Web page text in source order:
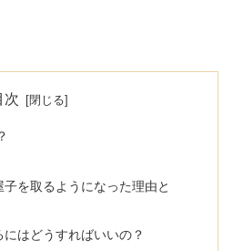
次
を取るようになった理由と
はどうすればいいの？